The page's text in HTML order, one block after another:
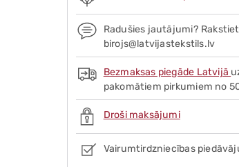
Radušies jautājumi?
birojs@latvijastekstils.lv
Bezmaksas piegāde Latvijā
pakomātiem pirkumiem no
Droši maksājumi
Vairumtirdzniecības